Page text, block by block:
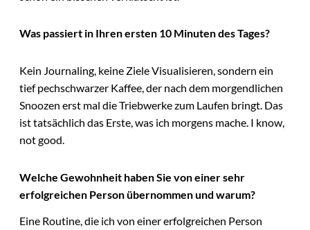
Was passiert in Ihren ersten 10 Minuten des Tages?
Kein Journaling, keine Ziele Visualisieren, sondern ein
tief pechschwarzer Kaffee, der nach dem morgendlichen
Snoozen erst mal die Triebwerke zum Laufen bringt. Das
ist tatsächlich das Erste, was ich morgens mache. I know,
not good.
Welche Gewohnheit haben Sie von einer sehr
erfolgreichen Person übernommen und warum?
Eine Routine, die ich von einer erfolgreichen Person